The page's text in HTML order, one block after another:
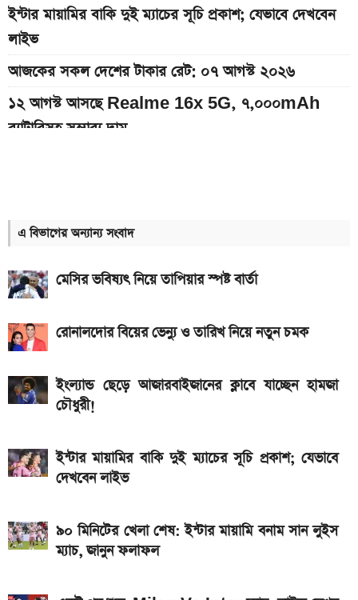
ইন্টার মায়ামির বাকি দুই ম্যাচের সূচি প্রকাশ; যেভাবে দেখবেন
লাইভ
আজকের সকল দেশের টাকার রেট: ০৭ আগস্ট ২০২৬
১২ আগস্ট আসছে Realme 16x 5G, ৭,০০০mAh
ব্যাটারিসহ সম্ভাব্য দাম
সরকারি কর্মচারীদের বেতন-গ্রেড নিয়ে নতুন বার্তা
আজকের স্বর্ণের বাজারদর: ০৭ আগস্ট ২০২৬
এসএসসি ও সমমানের ফল কবে জানাল শিক্ষা বোর্ড
সরকারি চাকরিজীবীরা
দাম
দেশে আজ একভরি ২১ ক্যারেট স্বর্ণের দাম
২০২৬ সালের প্রথম পূর্ণগ্রাস সূর্যগ্রহণ কবে, কোথা থেকে দেখা
এ বিভাগের অন্যান্য সংবাদ
মেসির ভবিষ্যৎ নিয়ে তাপিয়ার স্পষ্ট বার্তা
রোনালদোর বিয়ের ভেন্যু ও তারিখ নিয়ে নতুন চমক
ইংল্যান্ড ছেড়ে আজারবাইজানের ক্লাবে যাচ্ছেন হামজা
চৌধুরী!
ইন্টার মায়ামির বাকি দুই ম্যাচের সূচি প্রকাশ; যেভাবে
দেখবেন লাইভ
৯০ মিনিটের খেলা শেষ: ইন্টার মায়ামি বনাম সান লুইস
ম্যাচ, জানুন ফলাফল